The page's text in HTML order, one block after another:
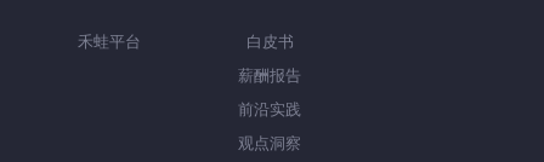
禾蛙平台
白皮书
薪酬报告
前沿实践
观点洞察